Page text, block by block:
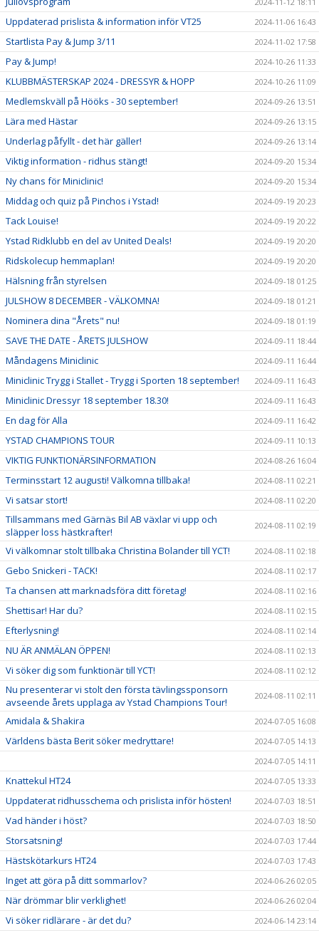
Uppdaterad prislista & information inför VT25 2024-11-06 16:43
Startlista Pay & Jump 3/11 2024-11-02 17:58
Pay & Jump! 2024-10-26 11:33
KLUBBMÄSTERSKAP 2024 - DRESSYR & HOPP 2024-10-26 11:09
Medlemskväll på Hööks - 30 september! 2024-09-26 13:51
Lära med Hästar 2024-09-26 13:15
Underlag påfyllt - det här gäller! 2024-09-26 13:14
Viktig information - ridhus stängt! 2024-09-20 15:34
Ny chans för Miniclinic! 2024-09-20 15:34
Middag och quiz på Pinchos i Ystad! 2024-09-19 20:23
Tack Louise! 2024-09-19 20:22
Ystad Ridklubb en del av United Deals! 2024-09-19 20:20
Ridskolecup hemmaplan! 2024-09-19 20:20
Hälsning från styrelsen 2024-09-18 01:25
JULSHOW 8 DECEMBER - VÄLKOMNA! 2024-09-18 01:21
Nominera dina "Årets" nu! 2024-09-18 01:19
SAVE THE DATE - ÅRETS JULSHOW 2024-09-11 18:44
Måndagens Miniclinic 2024-09-11 16:44
Miniclinic Trygg i Stallet - Trygg i Sporten 18 september! 2024-09-11 16:43
Miniclinic Dressyr 18 september 18.30! 2024-09-11 16:43
En dag för Alla 2024-09-11 16:42
YSTAD CHAMPIONS TOUR 2024-09-11 10:13
VIKTIG FUNKTIONÄRSINFORMATION 2024-08-26 16:04
Terminsstart 12 augusti! Välkomna tillbaka! 2024-08-11 02:21
Vi satsar stort! 2024-08-11 02:20
Tillsammans med Gärnäs Bil AB växlar vi upp och
släpper loss hästkrafter!
2024-08-11 02:19
Vi välkomnar stolt tillbaka Christina Bolander till YCT! 2024-08-11 02:18
Gebo Snickeri - TACK! 2024-08-11 02:17
Ta chansen att marknadsföra ditt företag! 2024-08-11 02:16
Shettisar! Har du? 2024-08-11 02:15
Efterlysning! 2024-08-11 02:14
NU ÄR ANMÄLAN ÖPPEN! 2024-08-11 02:13
Vi söker dig som funktionär till YCT! 2024-08-11 02:12
Nu presenterar vi stolt den första tävlingssponsorn
avseende årets upplaga av Ystad Champions Tour!
2024-08-11 02:11
Amidala & Shakira 2024-07-05 16:08
Världens bästa Berit söker medryttare!
2024-07-05 14:13
2024-07-05 14:11
Knattekul HT24 2024-07-05 13:33
Uppdaterat ridhusschema och prislista inför hösten! 2024-07-03 18:51
Vad händer i höst? 2024-07-03 18:50
Storsatsning! 2024-07-03 17:44
Hästskötarkurs HT24 2024-07-03 17:43
Inget att göra på ditt sommarlov? 2024-06-26 02:05
När drömmar blir verklighet! 2024-06-26 02:04
Vi söker ridlärare - är det du? 2024-06-14 23:14